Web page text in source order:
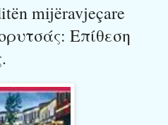
mijëravjeçare
Επίθεση